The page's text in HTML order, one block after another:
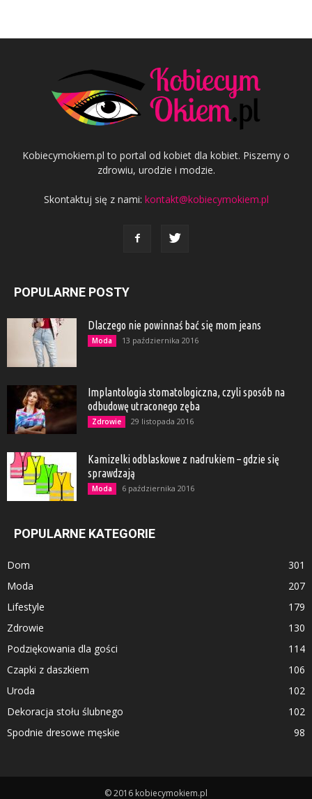
Kobiecymokiem.pl to portal od kobiet dla kobiet. Piszemy o
zdrowiu, urodzie i modzie.
Skontaktuj się z nami: kontakt@kobiecymokiem.pl
POPULARNE POSTY
Dlaczego nie powinnaś bać się mom jeans
Moda 13 października 2016
Implantologia stomatologiczna, czyli sposób na
odbudowę utraconego zęba
Zdrowie 29 listopada 2016
Kamizelki odblaskowe z nadrukiem – gdzie się
sprawdzają
Moda 6 października 2016
POPULARNE KATEGORIE
Dom
301
Moda
207
Lifestyle
179
Zdrowie
130
Podziękowania dla gości
114
Czapki z daszkiem
106
Uroda
102
Dekoracja stołu ślubnego
102
Spodnie dresowe męskie
98
© 2016 kobiecymokiem.pl